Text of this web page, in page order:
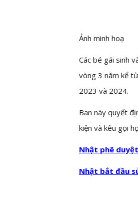
Ảnh minh hoạ
Các bé gái sinh
vòng 3 năm kể
2023 và 2024.
Ban này quyết
kiện và kêu gọi
Nhật phê
Nhật bắt đầu